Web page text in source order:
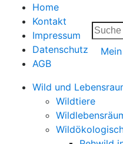
Home
Kontakt
Impressum
Datenschutz
AGB
Wild und
Wildtiere